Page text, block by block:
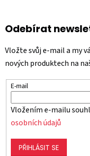
Odebírat
Vložte svůj e-mail a my
nových produktech na
E-mail
Vložením e-mailu
osobních údajů
PŘIHLÁSIT SE